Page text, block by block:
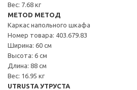
Вес: 7.68 кг
METOD МЕТОД
Каркас напольного шкафа
Номер товара: 403.679.83
Ширина: 60 см
Высота: 6 см
Длина: 88 см
Вес: 16.95 кг
UTRUSTA УТРУСТА